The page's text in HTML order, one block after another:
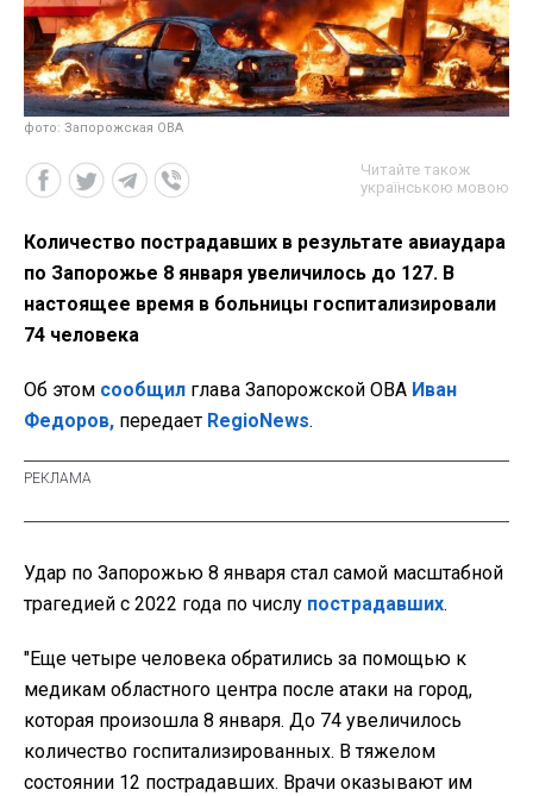
фото: Запорожская ОВА
Читайте також
українською мовою
Количество пострадавших в результате авиаудара
по Запорожье 8 января увеличилось до 127. В
настоящее время в больницы госпитализировали
74 человека
Об этом сообщил глава Запорожской ОВА Иван
Федоров, передает RegioNews.
Удар по Запорожью 8 января стал самой масштабной
трагедией с 2022 года по числу пострадавших.
"Еще четыре человека обратились за помощью к
медикам областного центра после атаки на город,
которая произошла 8 января. До 74 увеличилось
количество госпитализированных. В тяжелом
состоянии 12 пострадавших. Врачи оказывают им